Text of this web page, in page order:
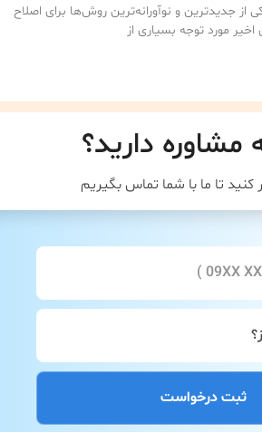
از جدیدترین و نوآورانه‌ترین روش‌ها برای اصلاح
مورد توجه بسیاری از
مشاوره دارید؟
کنید تا ما با شما تماس بگیریم
ثبت درخواست